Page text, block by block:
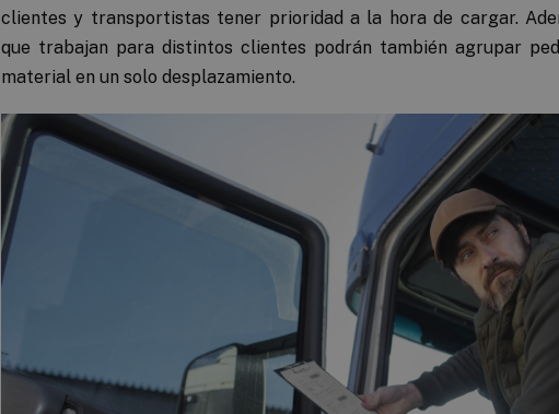
clientes y transpor­tistas tener prioridad a la hora de cargar.
que trabajan para distintos clientes podrán también agrupar
material en un solo desplazamiento.